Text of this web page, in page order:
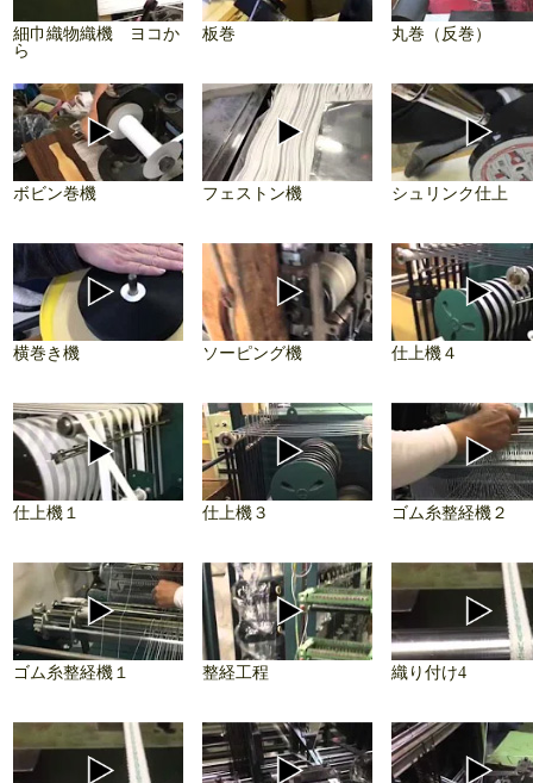
細巾織物織機 ヨコか
ら
板巻 丸巻（反巻）
ボビン巻機 フェストン機 シュリンク仕上
横巻き機 ソーピング機 仕上機４
仕上機１ 仕上機３ ゴム糸整経機２
ゴム糸整経機１ 整経工程 織り付け4